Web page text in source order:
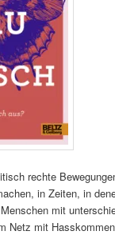
rechte
in Zeiten, in
mit
Netz mit